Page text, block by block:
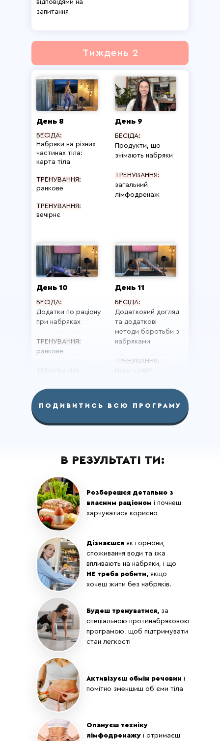
відповідями на
запитання
Тиждень 2
День 8 День 9
День 10 День 11
День 12 День 13
День 14
БЕСІДА:
Набряки на різних
частинах тіла:
карта тіла
ТРЕНУВАННЯ:
ранкове
ТРЕНУВАННЯ:
вечірнє
БЕСІДА:
Додатки по раціону
при набряках
ТРЕНУВАННЯ:
ранкове
БЕСІДА:
Додатковий догляд
та додаткові
методи боротьби з
набряками
ТРЕНУВАННЯ:
БЕСІДА:
Продукти, що
знімають набряки
ТРЕНУВАННЯ:
загальний
лімфодренаж
БЕСІДА:
Як діяти, аби не
повернутись до
початкової точки
ТРЕНУВАННЯ:
ранкове
ТРЕНУВАННЯ:
вечірнє
Обов'язкова
прогулянка протягом
60 хвилин на день
Прямий ефір з
відповідями на
запитання
МФР на все тіло
ФАСЦІАЛЬНИЙ
глибокі м'язи та
фасції, і в свою
чергу, дуже гарно
підтягуємо обличч
ПОДИВИТИСЬ ВСЮ ПРОГРАМУ
В РЕЗУЛЬТАТІ ТИ:
Розберешся детально з
власним раціоном і почнеш
харчуватися корисно
Будеш тренуватися, за
спеціальною протинабряковою
програмою, щоб підтримувати
стан легкості
Опануєш техніку
лімфодренажу і отримаєш
Дізнаєшся як гормони,
споживання води та їжа
впливають на набряки, і що
НЕ треба робити, якщо
хочеш жити без набряків.
Активізуєш обмін речовин і
помітно зменшиш об'єми тіла